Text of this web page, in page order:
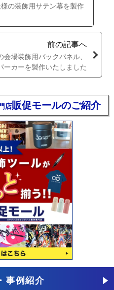
の装飾用サテン幕を製作
前の記事へ
場装飾用バックパネル、
ーカーを製作いたしました
店販促モールのご紹介
事例紹介